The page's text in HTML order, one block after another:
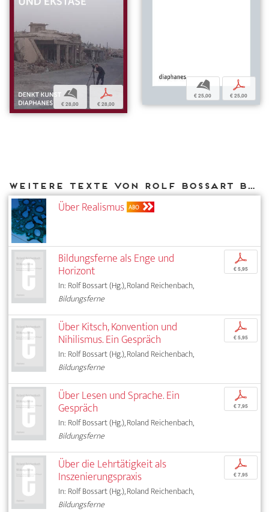
b
€ 28,00
p
€ 28,00
b
€ 25,00
p
€ 25,00
Weitere Texte von Rolf Bossart bei DIAPHANES
Über Realismus ABO
Bildungsferne als Enge und
Horizont
In: Rolf Bossart (Hg.), Roland Reichenbach,
Bildungsferne
p
€ 5,95
Über Kitsch, Konvention und
Nihilismus. Ein Gespräch
In: Rolf Bossart (Hg.), Roland Reichenbach,
Bildungsferne
p
€ 5,95
Über Lesen und Sprache. Ein
Gespräch
In: Rolf Bossart (Hg.), Roland Reichenbach,
Bildungsferne
p
€ 7,95
Über die Lehrtätigkeit als
Inszenierungspraxis
In: Rolf Bossart (Hg.), Roland Reichenbach,
Bildungsferne
p
€ 7,95